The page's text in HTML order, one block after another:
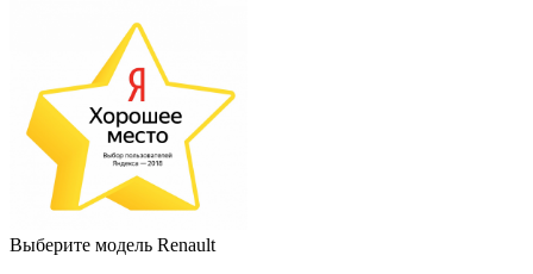
Выберите модель Renault